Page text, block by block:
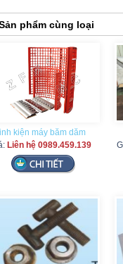
phẩm cùng loại
kiện máy băm dăm
Liên hệ 0989.459.139